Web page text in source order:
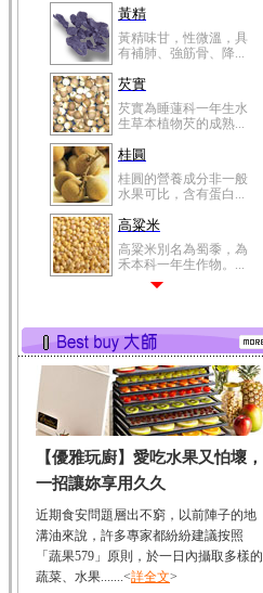
黃精
黃精味甘，性微溫，具
有補肺、強筋骨、降...
芡實
芡實為睡蓮科一年生水
生草本植物芡的成熟...
桂圓
桂圓的營養成分非一般
水果可比，含有蛋白...
高粱米
高粱米別名為蜀黍，為
禾本科一年生作物。...
有蛋白質、脂肪、磷...
鮪魚
鮪魚肚肉中的不飽和脂
肪酸內富含EPA和DH...
韭菜
韭菜所含的膳食纖維能
幫助消化與通便；揮...
冬瓜
冬瓜營養價值高，鈉含
量極低是水腫病人的...
豆豉
【優雅玩廚】愛吃水果又怕壞，
一招讓妳享用久久
近期食安問題層出不窮，以前陣子的地
溝油來說，許多專家都紛紛建議按照
「蔬果579」原則，於一日內攝取多樣的
蔬菜、水果.......<詳全文>